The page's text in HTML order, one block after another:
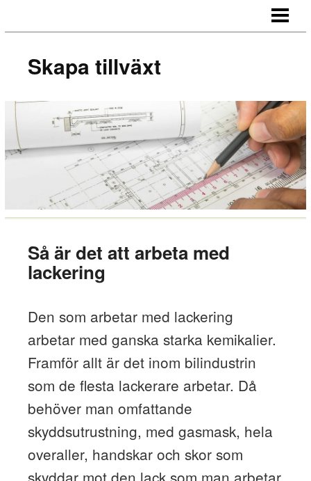
MOTIVERA MEDARBETARE
OUTSOURCA
BLOGG
Skapa tillväxt
Så är det att arbeta med
lackering
Den som arbetar med lackering
arbetar med ganska starka kemikalier.
Framför allt är det inom bilindustrin
som de flesta lackerare arbetar. Då
behöver man omfattande
skyddsutrustning, med gasmask, hela
overaller, handskar och skor som
skyddar mot den lack som man arbetar